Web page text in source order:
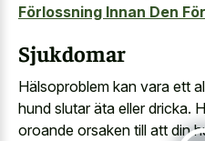
Förlossning Innan Den
Sjukdomar
Hälsoproblem kan vara ett
hund slutar äta eller dricka.
oroande orsaken till att din